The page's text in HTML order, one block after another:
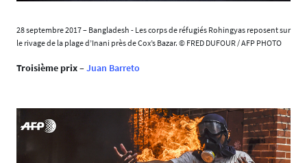
28 septembre 2017 – Bangladesh - Les corps de réfugiés Rohingyas reposent sur
le rivage de la plage d’Inani près de Cox’s Bazar. © FRED DUFOUR / AFP PHOTO
Troisième prix–Juan Barreto